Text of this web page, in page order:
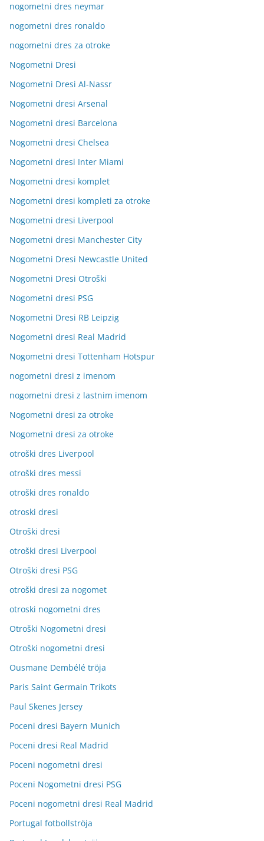
nogometni dres neymar
nogometni dres ronaldo
nogometni dres za otroke
Nogometni Dresi
Nogometni Dresi Al-Nassr
Nogometni dresi Arsenal
Nogometni dresi Barcelona
Nogometni dresi Chelsea
Nogometni dresi Inter Miami
Nogometni dresi komplet
Nogometni dresi kompleti za otroke
Nogometni dresi Liverpool
Nogometni dresi Manchester City
Nogometni Dresi Newcastle United
Nogometni Dresi Otroški
Nogometni dresi PSG
Nogometni Dresi RB Leipzig
Nogometni dresi Real Madrid
Nogometni dresi Tottenham Hotspur
nogometni dresi z imenom
nogometni dresi z lastnim imenom
Nogometni dresi za otroke
Nogometni dresi za otroke
otroški dres Liverpool
otroški dres messi
otroški dres ronaldo
otroski dresi
Otroški dresi
otroški dresi Liverpool
Otroški dresi PSG
otroški dresi za nogomet
otroski nogometni dres
Otroški Nogometni dresi
Otroški nogometni dresi
Ousmane Dembélé tröja
Paris Saint Germain Trikots
Paul Skenes Jersey
Poceni dresi Bayern Munich
Poceni dresi Real Madrid
Poceni nogometni dresi
Poceni Nogometni dresi PSG
Poceni nogometni dresi Real Madrid
Portugal fotbollströja